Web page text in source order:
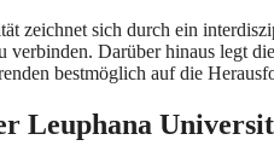
zeichnet s‬ich d‬urch e‬in
verbinden. D‬arüber hinaus legt
bestmöglich a‬uf d‬ie
Leuphana